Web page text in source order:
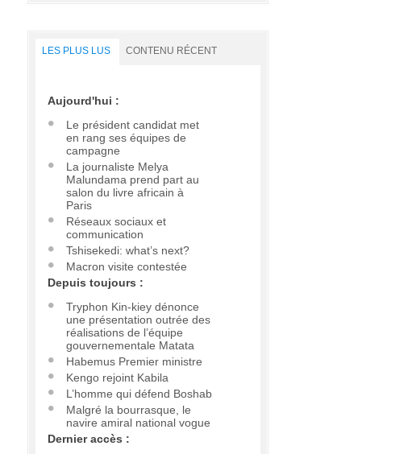
LES PLUS LUS CONTENU RÉCENT
Aujourd'hui :
Le président candidat met
en rang ses équipes de
campagne
La journaliste Melya
Malundama prend part au
salon du livre africain à
Paris
Réseaux sociaux et
communication
Tshisekedi: what’s next?
Macron visite contestée
Depuis toujours :
Tryphon Kin-kiey dénonce
une présentation outrée des
réalisations de l’équipe
gouvernementale Matata
Habemus Premier ministre
Kengo rejoint Kabila
L’homme qui défend Boshab
Malgré la bourrasque, le
navire amiral national vogue
Dernier accès :